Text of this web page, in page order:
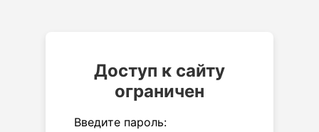
Доступ к сайту
ограничен
Введите пароль: